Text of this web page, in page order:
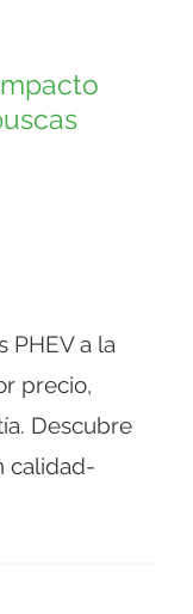
PHEV a la
precio,
Descubre
calidad-